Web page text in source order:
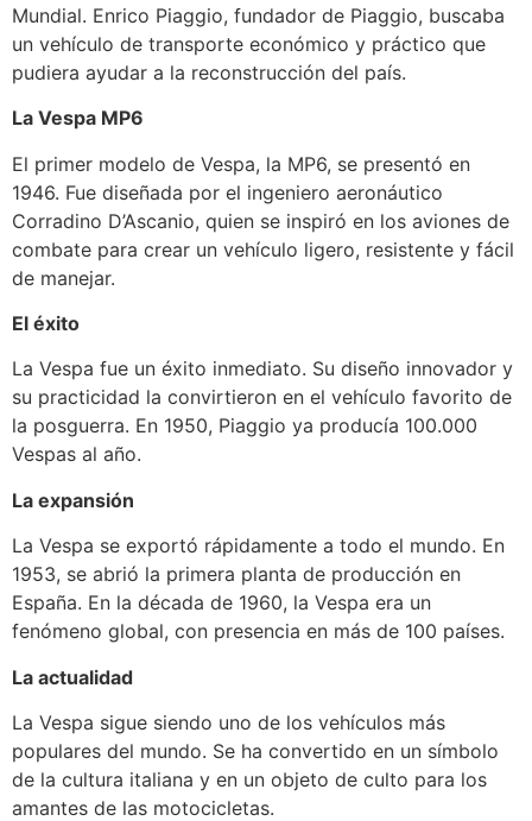
Mundial. Enrico Piaggio, fundador de Piaggio, buscaba
un vehículo de transporte económico y práctico que
pudiera ayudar a la reconstrucción del país.
La Vespa MP6
El primer modelo de Vespa, la MP6, se presentó en
1946. Fue diseñada por el ingeniero aeronáutico
Corradino D’Ascanio, quien se inspiró en los aviones de
combate para crear un vehículo ligero, resistente y fácil
de manejar.
El éxito
La Vespa fue un éxito inmediato. Su diseño innovador y
su practicidad la convirtieron en el vehículo favorito de
la posguerra. En 1950, Piaggio ya producía 100.000
Vespas al año.
La expansión
La Vespa se exportó rápidamente a todo el mundo. En
1953, se abrió la primera planta de producción en
España. En la década de 1960, la Vespa era un
fenómeno global, con presencia en más de 100 países.
La actualidad
La Vespa sigue siendo uno de los vehículos más
populares del mundo. Se ha convertido en un símbolo
de la cultura italiana y en un objeto de culto para los
amantes de las motocicletas.